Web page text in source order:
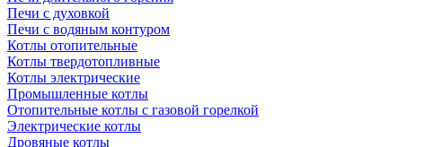
Печи с духовкой
Печи с водяным контуром
Котлы отопительные
Котлы твердотопливные
Котлы электрические
Промышленные котлы
Отопительные котлы с газовой горелкой
Электрические котлы
Дровяные котлы